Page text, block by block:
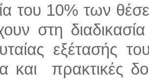
του 10% των
στη
εξέτασής
και πρακτικές